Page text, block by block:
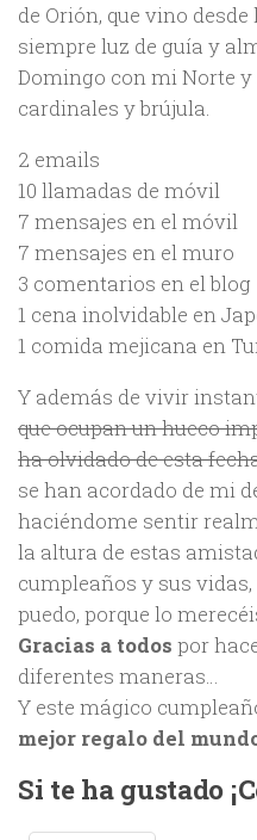
de Orión, que vino
siempre luz de guía y
Domingo con mi Norte y
cardinales y brújula.
2 emails
10 llamadas de móvil
7 mensajes en el móvil
7 mensajes en el muro
3 comentarios en el blog
1 cena inolvidable en
1 comida mejicana en
Y además de vivir
que ocupan un hueco
ha olvidado de esta
se han acordado de mi
haciéndome sentir
la altura de estas
cumpleaños y sus vidas,
puedo, porque lo
Gracias a todos por
diferentes maneras…
Y este mágico
mejor regalo del
Si te ha gustado